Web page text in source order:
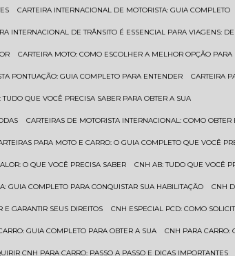
CARTEIRA INTERNACIONAL DE MOTORISTA: GUIA COMPLETO
INTERNACIONAL DE TRÂNSITO É ESSENCIAL PARA VIAGENS:
CARTEIRA MOTO: COMO ESCOLHER A MELHOR OPÇÃO PARA
PONTUAÇÃO: GUIA COMPLETO PARA ENTENDER CARTEIRA
TUDO QUE VOCÊ PRECISA SABER PARA OBTER A SUA
CARTEIRAS DE MOTORISTA INTERNACIONAL: COMO
PARA MOTO E CARRO: O GUIA COMPLETO QUE VOCÊ
O QUE VOCÊ PRECISA SABER CNH AB: TUDO QUE VOCÊ
A: GUIA COMPLETO PARA CONQUISTAR SUA HABILITAÇÃO CNH
E GARANTIR SEUS DIREITOS CNH ESPECIAL PCD: COMO
GUIA COMPLETO PARA OBTER A SUA CNH PARA
CNH PARA CARRO: PASSO A PASSO E DICAS IMPORTANTES